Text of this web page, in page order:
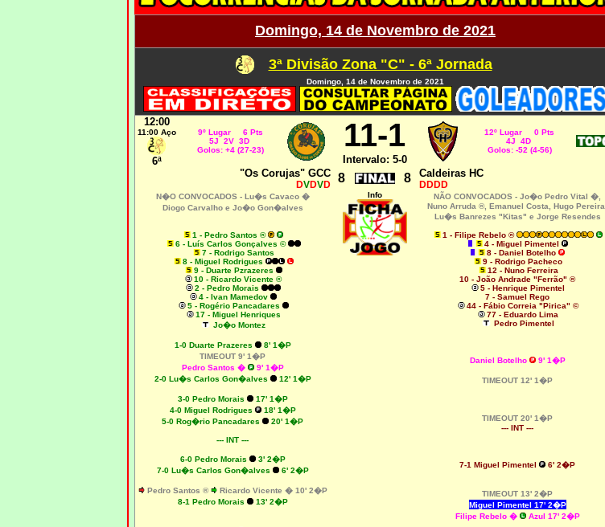
Domingo, 14 de Novembro de 2021
3ª Divisão Zona "C" - 6ª Jornada
Domingo, 14 de Novembro de 2021
12:00
11:00 Aço
6ª
9º Lugar 6 Pts
5J 2V 3D
Golos: +4 (27-23)
11-1
Intervalo: 5-0
12º Lugar 0 Pts
4J 4D
Golos: -52 (4-56)
"Os Corujas" GCC
DVDVD 8 8 Caldeiras HC
DDDD
N�O CONVOCADOS - Lu�s Cavaco �
Diogo Carvalho e Jo�o Gon�alves
1 - Pedro Santos ®
6 - Luís Carlos Gonçalves ©
7 - Rodrigo Santos
8 - Miguel Rodrigues
9 - Duarte Pzrazeres
10 - Ricardo Vicente ®
2 - Pedro Morais
4 - Ivan Mamedov
5 - Rogério Pancadares
17 - Miguel Henriques
Jo�o Montez
1-0 Duarte Prazeres
8' 1�P
TIMEOUT 9' 1�P
Pedro Santos �
9' 1�P
2-0 Lu�s Carlos Gon�alves
12' 1�P
3-0 Pedro Morais
17' 1�P
4-0 Miguel Rodrigues
18' 1�P
5-0 Rog�rio Pancadares
20' 1�P
--- INT ---
6-0 Pedro Morais
3' 2�P
7-0 Lu�s Carlos Gon�alves
6' 2�P
Pedro Santos ®
Ricardo Vicente � 10' 2�P
8-1 Pedro Morais
13' 2�P
Info NÃO CONVOCADOS - Jo�o Pedro Vital �,
Nuno Arruda ® Emanuel Costa, Hugo Pereira,
Lu�s Banrezes "Kitas" e Jorge Resendes
1 - Filipe Rebelo ®
4 - Miguel Pimentel
8 - Daniel Botelho
9 - Rodrigo Pacheco
12 - Nuno Ferreira
10 - João Andrade "Ferrão" ®
5 - Henrique Pimentel
7 - Samuel Rego
44 - Fábio Correia "Pirica" ©
77 - Eduardo Lima
Pedro Pimentel
Daniel Botelho 9' 1�P
TIMEOUT 12' 1�P
TIMEOUT 20' 1�P
--- INT ---
7-1 Miguel Pimentel 6' 2�P
TIMEOUT 13' 2�P
Miguel Pimentel 17' 2�P
Filipe Rebelo �
Azul 17' 2�P